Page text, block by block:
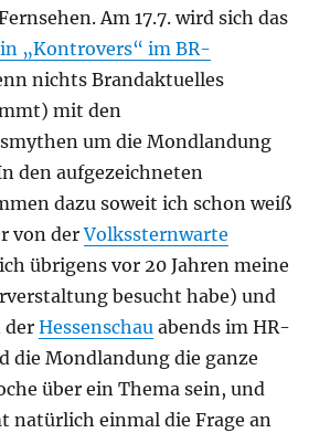
Am 17.7. wird sich das
„Kontrovers“ im BR-
nichts Brandaktuelles
mit den
um die Mondlandung
den aufgezeichneten
dazu soweit ich schon weiß
von derVolkssternwarte
übrigens vor 20 Jahren meine
besucht habe) und
derHessenschau abends im HR-
die Mondlandung die ganze
über ein Thema sein, und
natürlich einmal die Frage an